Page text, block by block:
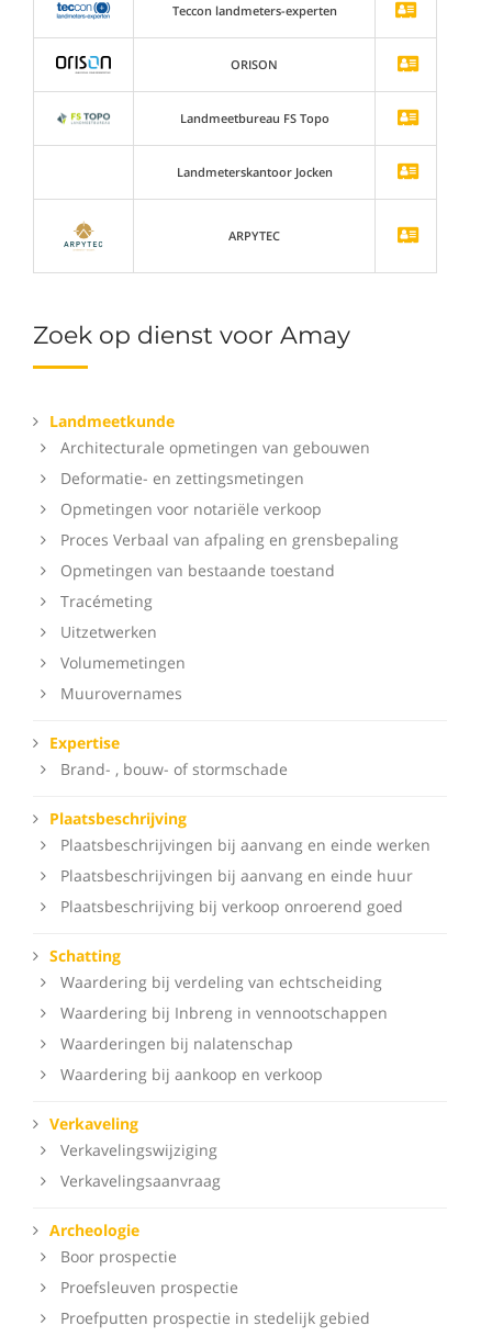
Zoek op dienst voor Amay
Landmeetkunde
Architecturale opmetingen van gebouwen
Deformatie- en zettingsmetingen
Opmetingen voor notariële verkoop
Proces Verbaal van afpaling en grensbepaling
Opmetingen van bestaande toestand
Tracémeting
Uitzetwerken
Volumemetingen
Muurovernames
Expertise
Brand- , bouw- of stormschade
Plaatsbeschrijving
Plaatsbeschrijvingen bij aanvang en einde werken
Plaatsbeschrijvingen bij aanvang en einde huur
Plaatsbeschrijving bij verkoop onroerend goed
Schatting
Waardering bij verdeling van echtscheiding
Waardering bij Inbreng in vennootschappen
Waarderingen bij nalatenschap
Waardering bij aankoop en verkoop
Verkaveling
Verkavelingswijziging
Verkavelingsaanvraag
Archeologie
Boor prospectie
Proefsleuven prospectie
Proefputten prospectie in stedelijk gebied
Teccon landmeters-experten
ORISON
Landmeetbureau FS Topo
Landmeterskantoor Jocken
ARPYTEC